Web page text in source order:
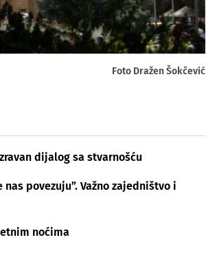
Foto Dražen Šokčević
dijalog sa stvarnošću
povezuju”. Važno zajedništvo i
noćima